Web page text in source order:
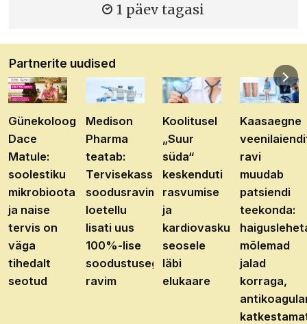
1 päev tagasi
Partnerite uudised
Günekoloog
Dace
Matule:
soolestiku
mikrobioota
ja naise
tervis on
väga
tihedalt
seotud
Medison
Pharma
teatab:
Tervisekassa
soodusravimite
loetellu
lisati uus
100%-lise
soodustusega
ravim
Koolitusel
„Suur
süda“
keskenduti
rasvumise
ja
kardiovaskulaarhaiguste
seosele
läbi
elukaare
Kaasaegne
ravi
muudab
patsiendi
teekonda:
mõlemad
jalad
korraga,